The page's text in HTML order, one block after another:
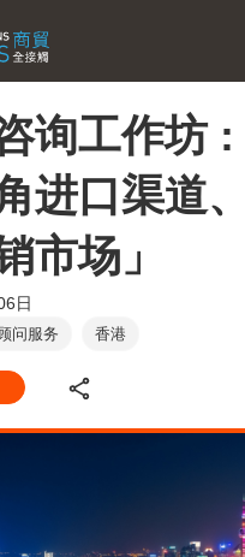
询工作坊
进口渠道
市场」
日
问服务 香港